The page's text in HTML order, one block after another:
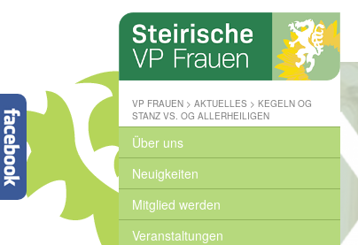
Steirische
Volkspartei
Wo
wir
zuhause
sind
-
www.stvp.at
VP FRAUEN >AKTUELLES >KEGELN OG
STANZ VS. OG ALLERHEILIGEN
Über uns
Neuigkeiten
Mitglied werden
Veranstaltungen